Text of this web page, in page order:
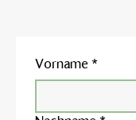
Vorname *